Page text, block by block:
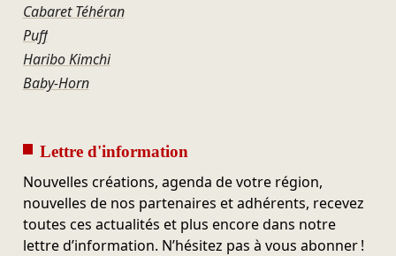
Cabaret Téhéran
Puff
Haribo Kimchi
Baby-Horn
Lettre d'information
Nouvelles créations, agenda de votre région,
nouvelles de nos partenaires et adhérents, recevez
toutes ces actualités et plus encore dans notre
lettre d’information. N’hésitez pas à vous abonner !